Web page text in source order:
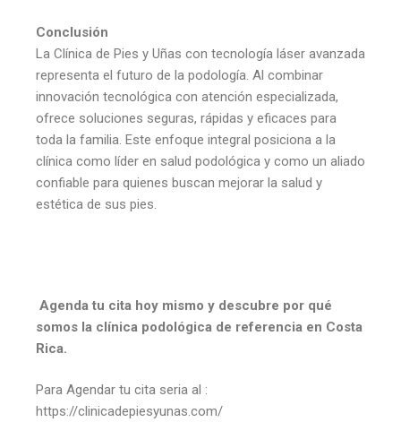
Conclusión
La Clínica de Pies y Uñas con tecnología láser avanzada
representa el futuro de la podología. Al combinar
innovación tecnológica con atención especializada,
ofrece soluciones seguras, rápidas y eficaces para
toda la familia. Este enfoque integral posiciona a la
clínica como líder en salud podológica y como un aliado
confiable para quienes buscan mejorar la salud y
estética de sus pies.
Agenda tu cita hoy mismo y descubre por qué
somos la clínica podológica de referencia en Costa
Rica.
Para Agendar tu cita seria al :
https://clinicadepiesyunas.com/